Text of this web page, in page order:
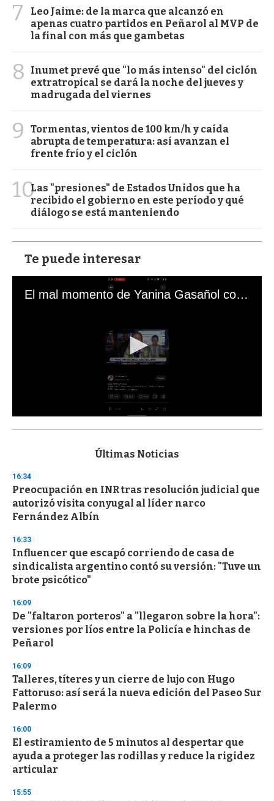
7
Leo Jaime: de la marca que alcanzó en
apenas cuatro partidos en Peñarol al MVP de
la final con más que gambetas
8
Inumet prevé que "lo más intenso" del ciclón
extratropical se dará la noche del jueves y
madrugada del viernes
9
Tormentas, vientos de 100 km/h y caída
abrupta de temperatura: así avanzan el
frente frío y el ciclón
10Las "presiones" de Estados Unidos que ha
recibido el gobierno en este período y qué
diálogo se está manteniendo
Te puede interesar
El mal momento de Yanina Gasañol con un hincha argentino en "Subrayado"
s
d
s
o
f
3
s
e
c
o
n
Últimas Noticias
16:34
Preocupación en INR tras resolución judicial que
autorizó visita conyugal al líder narco
Fernández Albín
16:33
Influencer que escapó corriendo de casa de
sindicalista argentino contó su versión: "Tuve un
brote psicótico"
16:09
De "faltaron porteros" a "llegaron sobre la hora":
versiones por líos entre la Policía e hinchas de
Peñarol
16:09
Talleres, títeres y un cierre de lujo con Hugo
Fattoruso: así será la nueva edición del Paseo Sur
Palermo
16:00
El estiramiento de 5 minutos al despertar que
ayuda a proteger las rodillas y reduce la rigidez
articular
15:55